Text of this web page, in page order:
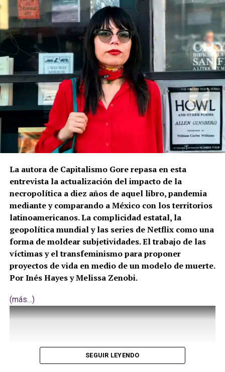
La autora de Capitalismo Gore repasa en esta
entrevista la actualización del impacto de la
necropolítica a diez años de aquel libro, pandemia
mediante y comparando a México con los territorios
latinoamericanos. La complicidad estatal, la
geopolítica mundial y las series de Netflix como una
forma de moldear subjetividades. El trabajo de las
víctimas y el transfeminismo para proponer
proyectos de vida en medio de un modelo de muerte.
Por Inés Hayes y Melissa Zenobi.
(más…)
SEGUIR LEYENDO